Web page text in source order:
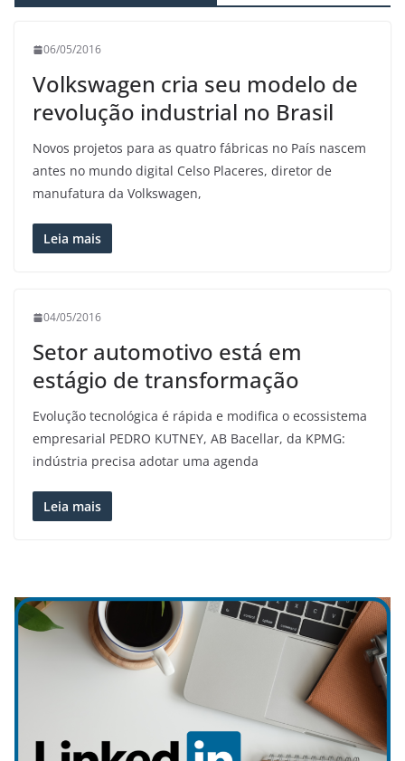
06/05/2016
Volkswagen cria seu modelo de
revolução industrial no Brasil
Novos projetos para as quatro fábricas no País nascem
antes no mundo digital Celso Placeres, diretor de
manufatura da Volkswagen,
Leia mais
04/05/2016
Setor automotivo está em
estágio de transformação
Evolução tecnológica é rápida e modifica o ecossistema
empresarial PEDRO KUTNEY, AB Bacellar, da KPMG:
indústria precisa adotar uma agenda
Leia mais